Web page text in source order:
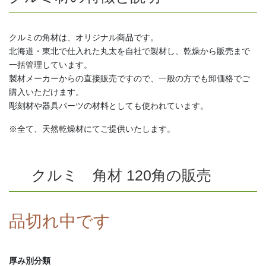
クルミの角材は、オリジナル商品です。
北海道・東北で仕入れた丸太を自社で製材し、乾燥から販売まで
一括管理しています。
製材メーカーからの直接販売ですので、一般の方でも卸価格でご
購入いただけます。
彫刻材や器具パーツの材料としても使われています。
※全て、天然乾燥材にてご提供いたします。
クルミ 角材 120角の販売
品切れ中です
厚み別分類